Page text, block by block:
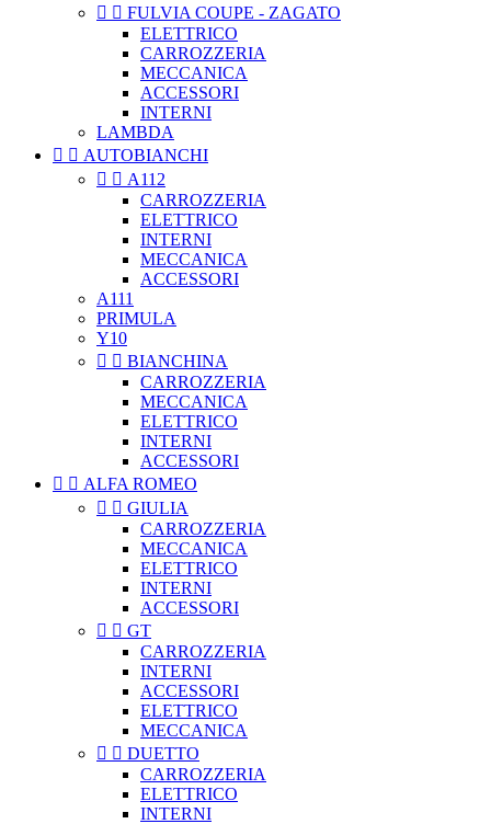
  FULVIA COUPE - ZAGATO
ELETTRICO
CARROZZERIA
MECCANICA
ACCESSORI
INTERNI
LAMBDA
  AUTOBIANCHI
  A112
CARROZZERIA
ELETTRICO
INTERNI
MECCANICA
ACCESSORI
A111
PRIMULA
Y10
  BIANCHINA
CARROZZERIA
MECCANICA
ELETTRICO
INTERNI
ACCESSORI
  ALFA ROMEO
  GIULIA
CARROZZERIA
MECCANICA
ELETTRICO
INTERNI
ACCESSORI
  GT
CARROZZERIA
INTERNI
ACCESSORI
ELETTRICO
MECCANICA
  DUETTO
CARROZZERIA
ELETTRICO
INTERNI